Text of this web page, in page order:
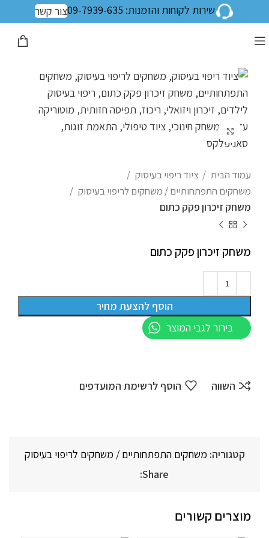
שירות לקוחות והזמנות: 09-7939-635 צור קשר
לחצו להגדלה
עמוד הבית
ציוד ריפוי בעיסוק
משחקים התפתחותיים / משחקים לריפוי בעיסוק
משחק זיכרון פקק כתום
משחק זיכרון פקק כתום
הוסף להצעת מחיר
בירור לגבי המוצר
השווה הוסף לרשימת המועדפים
קטגוריה: משחקים התפתחותיים / משחקים לריפוי בעיסוק
Share:
מוצרים קשורים